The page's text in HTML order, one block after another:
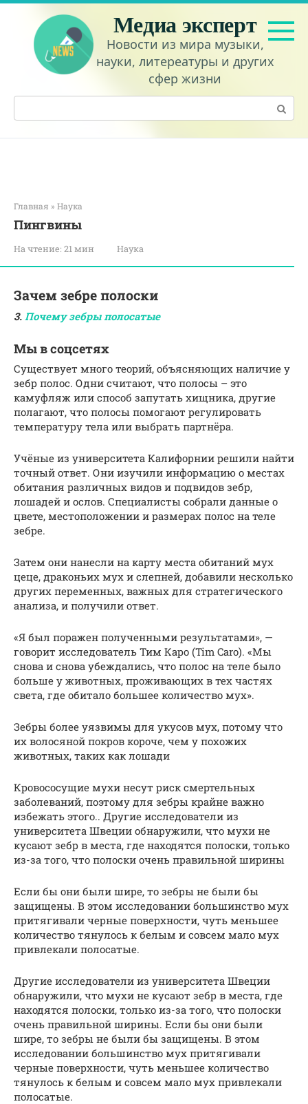
Перейти
контенту
Медиа эксперт
Новости из мира музыки,
науки, литереатуры и других
сфер жизни
Поиск:
Главная » Наука
Пингвины
На чтение: 21 мин Наука
Зачем зебре полоски
3. Почему зебры полосатые
Мы в соцсетях
Существует много теорий, объясняющих наличие у
зебр полос. Одни считают, что полосы – это
камуфляж или способ запутать хищника, другие
полагают, что полосы помогают регулировать
температуру тела или выбрать партнёра.
Учёные из университета Калифорнии решили найти
точный ответ. Они изучили информацию о местах
обитания различных видов и подвидов зебр,
лошадей и ослов. Специалисты собрали данные о
цвете, местоположении и размерах полос на теле
зебре.
Затем они нанесли на карту места обитаний мух
цеце, драконьих мух и слепней, добавили несколько
других переменных, важных для стратегического
анализа, и получили ответ.
«Я был поражен полученными результатами», —
говорит исследователь Тим Каро (Tim Caro). «Мы
снова и снова убеждались, что полос на теле было
больше у животных, проживающих в тех частях
света, где обитало большее количество мух».
Зебры более уязвимы для укусов мух, потому что
их волосяной покров короче, чем у похожих
животных, таких как лошади
Кровососущие мухи несут риск смертельных
заболеваний, поэтому для зебры крайне важно
избежать этого.. Другие исследователи из
университета Швеции обнаружили, что мухи не
кусают зебр в места, где находятся полоски, только
из-за того, что полоски очень правильной ширины
Если бы они были шире, то зебры не были бы
защищены. В этом исследовании большинство мух
притягивали черные поверхности, чуть меньшее
количество тянулось к белым и совсем мало мух
привлекали полосатые.
Другие исследователи из университета Швеции
обнаружили, что мухи не кусают зебр в места, где
находятся полоски, только из-за того, что полоски
очень правильной ширины. Если бы они были
шире, то зебры не были бы защищены. В этом
исследовании большинство мух притягивали
черные поверхности, чуть меньшее количество
тянулось к белым и совсем мало мух привлекали
полосатые.